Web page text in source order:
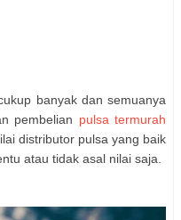
banyak dan semuanya
pembelian pulsa termurah
distributor pulsa yang baik
atau tidak asal nilai saja.